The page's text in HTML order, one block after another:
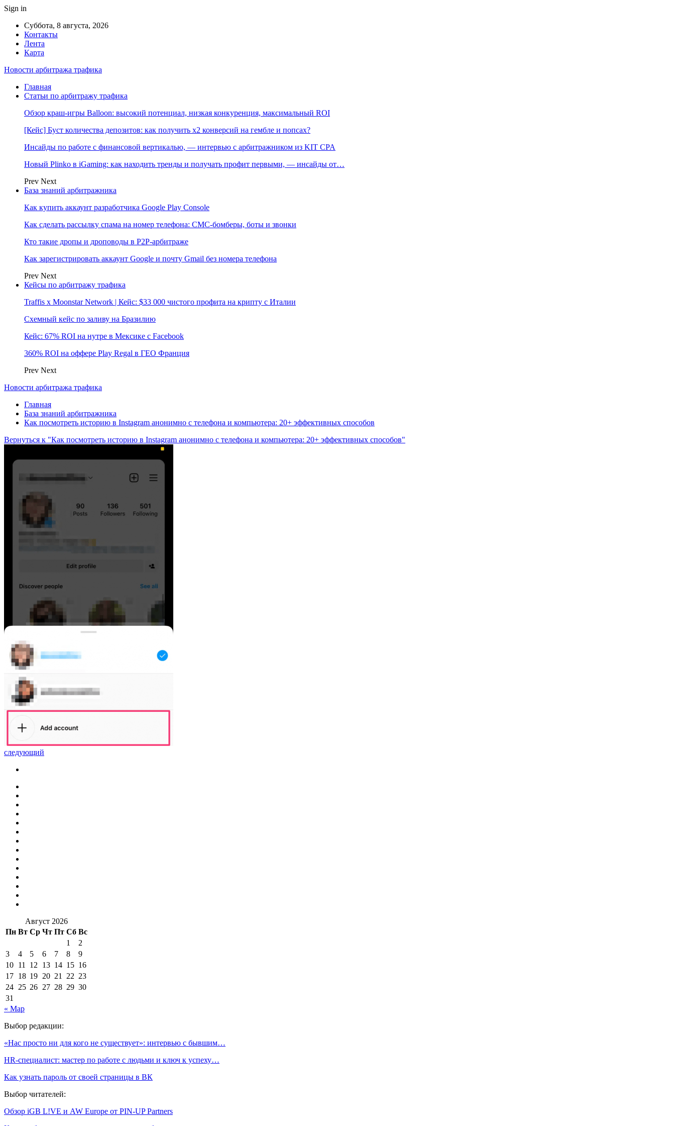
Sign in
Суббота, 8 августа, 2026
Контакты
Лента
Карта
Новости арбитража трафика
Главная
Статьи по арбитражу трафика
Обзор краш-игры Balloon: высокий потенциал, низкая конкуренция, максимальный ROI
[Кейс] Буст количества депозитов: как получить х2 конверсий на гембле и попсах?
Инсайды по работе с финансовой вертикалью, — интервью с арбитражником из KIT CPA
Новый Plinko в iGaming: как находить тренды и получать профит первыми, — инсайды от…
Prev Next
База знаний арбитражника
Как купить аккаунт разработчика Google Play Console
Как сделать рассылку спама на номер телефона: СМС-бомберы, боты и звонки
Кто такие дропы и дроповоды в P2P-арбитраже
Как зарегистрировать аккаунт Google и почту Gmail без номера телефона
Prev Next
Кейсы по арбитражу трафика
Traffis x Moonstar Network | Кейс: $33 000 чистого профита на крипту с Италии
Схемный кейс по заливу на Бразилию
Кейс: 67% ROI на нутре в Мексике с Facebook
360% ROI на оффере Play Regal в ГЕО Франция
Prev Next
Новости арбитража трафика
Главная
База знаний арбитражника
Как посмотреть историю в Instagram анонимно с телефона и компьютера: 20+ эффективных способов
Вернуться к "Как посмотреть историю в Instagram анонимно с телефона и компьютера: 20+ эффективных способов"
следующий
Август 2026
Пн Вт Ср Чт Пт Сб Вс
1
2
3
4 5 6 7 8
9
10 11 12 13 14 15 16
17 18 19 20 21 22 23
24 25 26 27 28 29 30
31
« Мар
Выбор редакции:
«Нас просто ни для кого не существует»: интервью с бывшим…
HR-специалист: мастер по работе с людьми и ключ к успеху…
Как узнать пароль от своей страницы в ВК
Выбор читателей:
Обзор iGB L!VE и AW Europe от PIN-UP Partners